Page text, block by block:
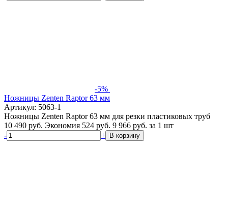
-5%
Ножницы Zenten Raptor 63 мм
Артикул: 5063-1
Ножницы Zenten Raptor 63 мм для резки пластиковых труб
10 490 руб. Экономия 524 руб. 9 966 руб. за 1 шт
-
+ В корзину